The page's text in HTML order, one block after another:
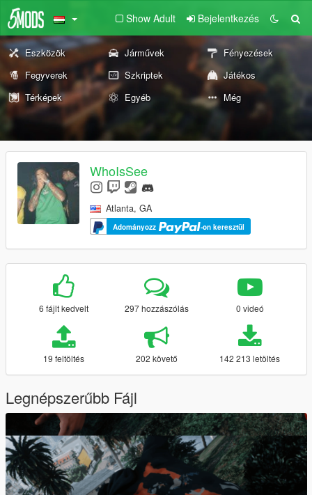
Show Adult Bejelentkezés
Eszközök Járművek
Fényezések
Fegyverek
Szkriptek
Játékos
Térképek
Egyéb Még
WhoIsSee
Atlanta, GA
Adományozz -on keresztül
6 fájlt kedvelt 297 hozzászólás 0 videó
19 feltöltés 202 követő 142 213 letöltés
Legnépszerűbb Fájl